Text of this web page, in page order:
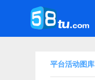
平台活动图库